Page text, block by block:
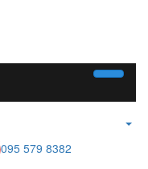
095 579 8382